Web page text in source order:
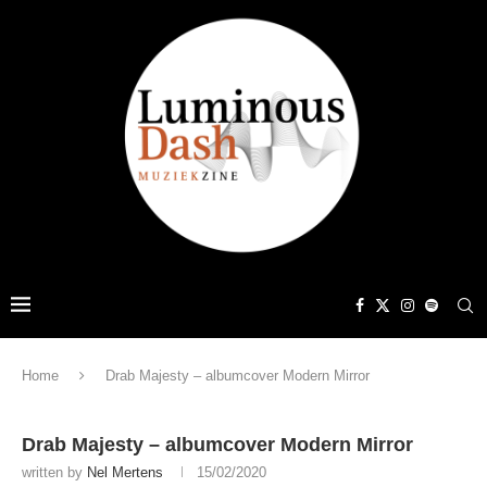
Home Drab Majesty – albumcover Modern Mirror
Drab Majesty – albumcover Modern Mirror
written by Nel Mertens 15/02/2020